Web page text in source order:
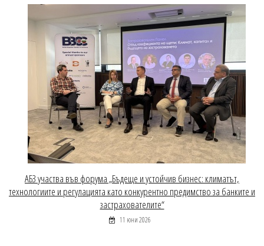
АБЗ участва във форума „Бъдеще и устойчив бизнес: климатът,
технологиите и регулацията като конкурентно предимство за банките и
застрахователите“
11 юни 2026